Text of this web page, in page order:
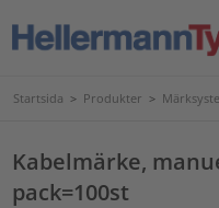
Startsida > Produkter >
Kabelmärke,
pack=100st